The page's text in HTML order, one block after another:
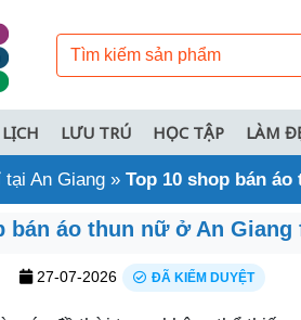
LƯU TRÚ HỌC TẬP LÀM
An Giang » Top 10 shop bán
bán áo thun nữ ở An
27-07-2026 ĐÃ KIỂM DUYỆT